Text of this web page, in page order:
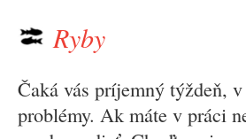
Ryby
Čaká vás príjemný týždeň,
problémy. Ak máte v práci